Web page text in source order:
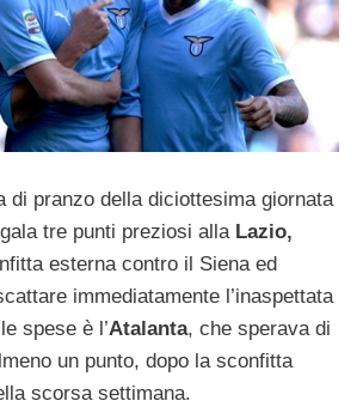
di pranzo della diciottesima giornata
tre punti preziosi alla Lazio,
esterna contro il Siena ed
immediatamente l’inaspettata
spese è l’Atalanta, che sperava di
un punto, dopo la sconfitta
scorsa settimana.